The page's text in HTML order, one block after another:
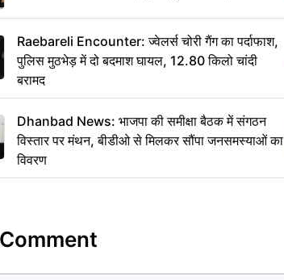
Raebareli Encounter: ज्वेलर्स चोरी गैंग का पर्दाफाश,
पुलिस मुठभेड़ में दो बदमाश घायल, 12.80 किलो चांदी
बरामद
Dhanbad News: भाजपा की समीक्षा बैठक में संगठन
विस्तार पर मंथन, बीडीओ से मिलकर सौंपा जनसमस्याओं का
विवरण